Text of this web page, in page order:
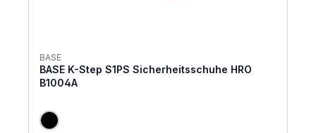
BASE
BASE K-Step S1PS Sicherheitsschuhe HRO
B1004A